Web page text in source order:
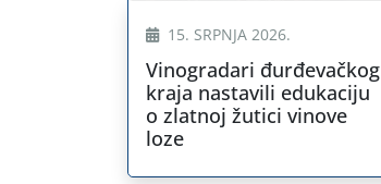
15. SRPNJA 2026.
Vinogradari đurđevačkog
kraja nastavili edukaciju
o zlatnoj žutici vinove
loze